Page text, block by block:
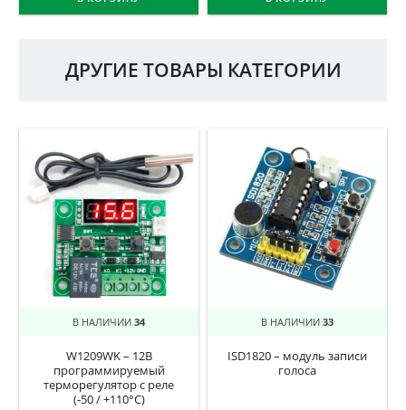
ДРУГИЕ ТОВАРЫ КАТЕГОРИИ
В НАЛИЧИИ 34
W1209WK – 12В
программируемый
терморегулятор с реле
(-50 / +110°C)
В НАЛИЧИИ 33
ISD1820 – модуль записи
голоса